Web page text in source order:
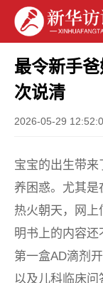
最令新手
次说清
2026-05-29
宝宝的出生带
养困惑。尤其
热火朝天，网
明书上的内容还
第一盒AD滴剂
以及儿科临床